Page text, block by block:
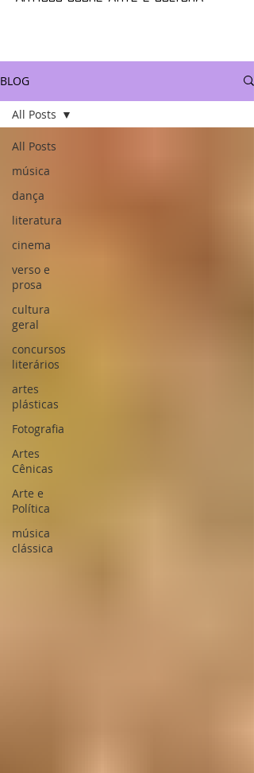
BLOG
All Posts
música
dança
literatura
cinema
verso e
prosa
cultura
geral
concursos
literários
artes
plásticas
Fotografia
Artes
Cênicas
Arte e
Política
música
clássica
All Posts